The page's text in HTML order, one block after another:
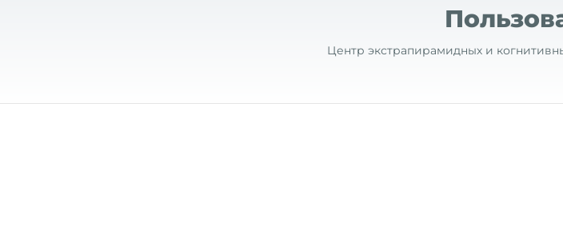
Центр экстрапирамидных и